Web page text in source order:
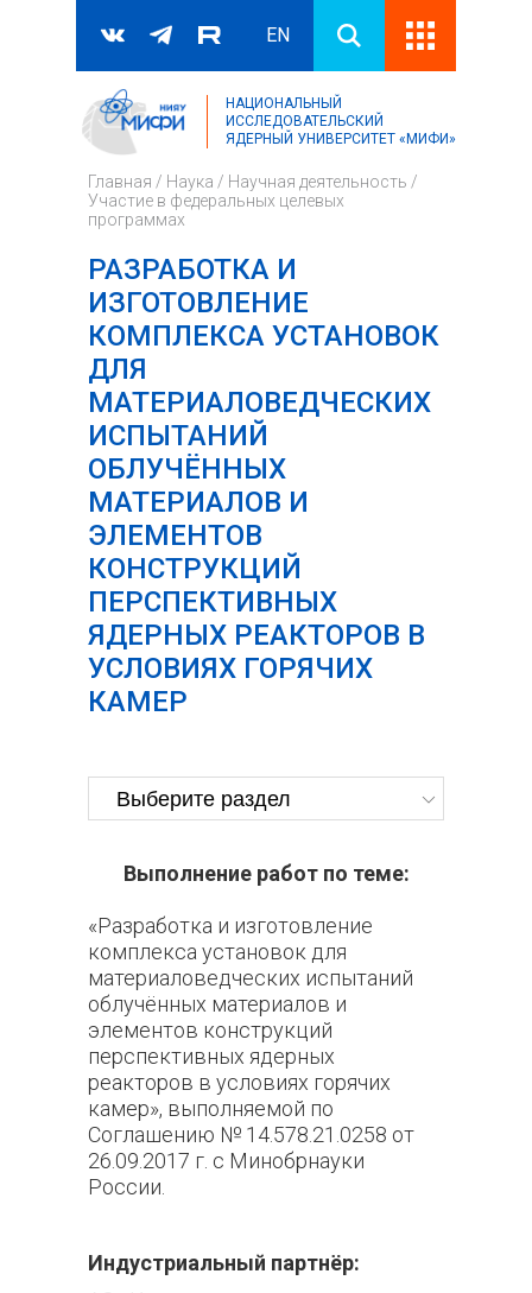
Форма поиска
Поиск
EN
НАЦИОНАЛЬНЫЙ
ИССЛЕДОВАТЕЛЬСКИЙ
ЯДЕРНЫЙ УНИВЕРСИТЕТ «МИФИ»
Главная / Наука / Научная деятельность /
Участие в федеральных целевых
программах
РАЗРАБОТКА И
ИЗГОТОВЛЕНИЕ
КОМПЛЕКСА УСТАНОВОК
ДЛЯ
МАТЕРИАЛОВЕДЧЕСКИХ
ИСПЫТАНИЙ
ОБЛУЧЁННЫХ
МАТЕРИАЛОВ И
ЭЛЕМЕНТОВ
КОНСТРУКЦИЙ
ПЕРСПЕКТИВНЫХ
ЯДЕРНЫХ РЕАКТОРОВ В
УСЛОВИЯХ ГОРЯЧИХ
КАМЕР​
Выполнение работ по теме:
«Разработка и изготовление
комплекса установок для
материаловедческих испытаний
облучённых материалов и
элементов конструкций
перспективных ядерных
реакторов в условиях горячих
камер», выполняемой по
Соглашению № 14.578.21.0258 от
26.09.2017 г. с Минобрнауки
России.
Индустриальный партнёр: